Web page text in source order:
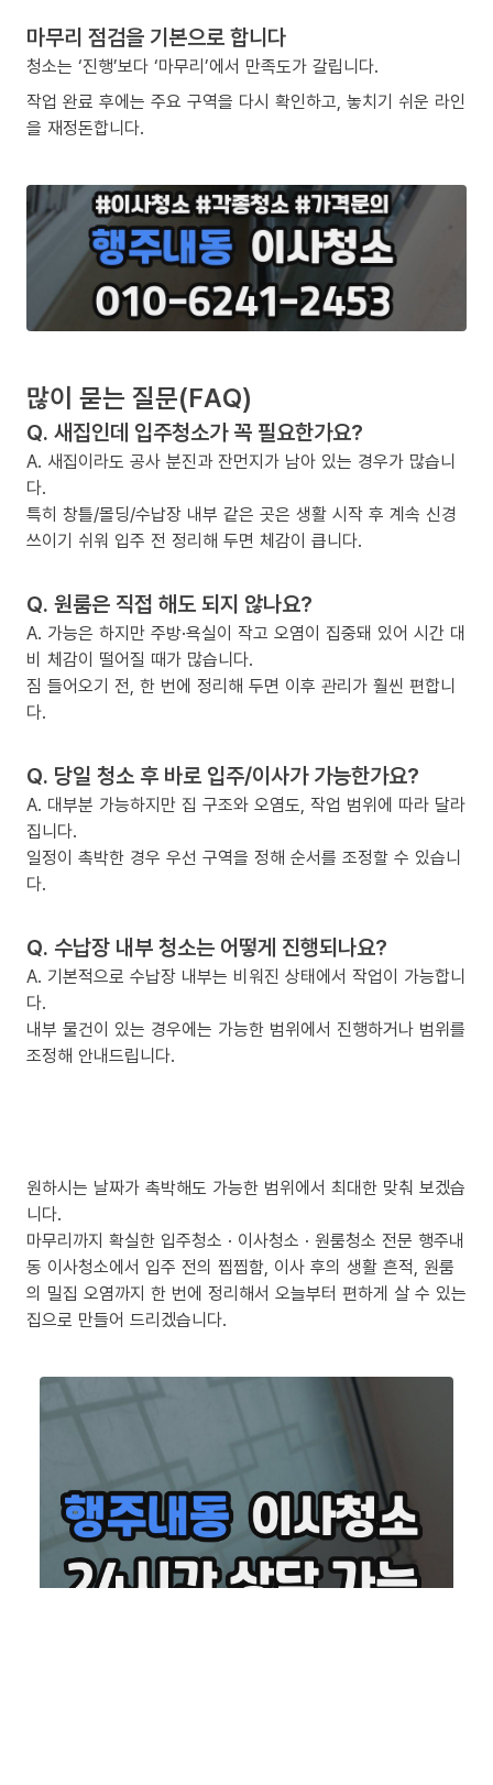
마무리 점검을 기본으로 합니다
청소는 ‘진행’보다 ‘마무리’에서 만족도가 갈립니다.
작업 완료 후에는 주요 구역을 다시 확인하고, 놓치기 쉬운 라인
을 재정돈합니다.
많이 묻는 질문(FAQ)
Q. 새집인데 입주청소가 꼭 필요한가요?
A. 새집이라도 공사 분진과 잔먼지가 남아 있는 경우가 많습니
다.
특히 창틀/몰딩/수납장 내부 같은 곳은 생활 시작 후 계속 신경
쓰이기 쉬워 입주 전 정리해 두면 체감이 큽니다.
Q. 원룸은 직접 해도 되지 않나요?
A. 가능은 하지만 주방·욕실이 작고 오염이 집중돼 있어 시간 대
비 체감이 떨어질 때가 많습니다.
짐 들어오기 전, 한 번에 정리해 두면 이후 관리가 훨씬 편합니
다.
Q. 당일 청소 후 바로 입주/이사가 가능한가요?
A. 대부분 가능하지만 집 구조와 오염도, 작업 범위에 따라 달라
집니다.
일정이 촉박한 경우 우선 구역을 정해 순서를 조정할 수 있습니
다.
Q. 수납장 내부 청소는 어떻게 진행되나요?
A. 기본적으로 수납장 내부는 비워진 상태에서 작업이 가능합니
다.
내부 물건이 있는 경우에는 가능한 범위에서 진행하거나 범위를
조정해 안내드립니다.
원하시는 날짜가 촉박해도 가능한 범위에서 최대한 맞춰 보겠습
니다.
마무리까지 확실한 입주청소 · 이사청소 · 원룸청소 전문 행주내
동 이사청소에서 입주 전의 찝찝함, 이사 후의 생활 흔적, 원룸
의 밀집 오염까지 한 번에 정리해서 오늘부터 편하게 살 수 있는
집으로 만들어 드리겠습니다.